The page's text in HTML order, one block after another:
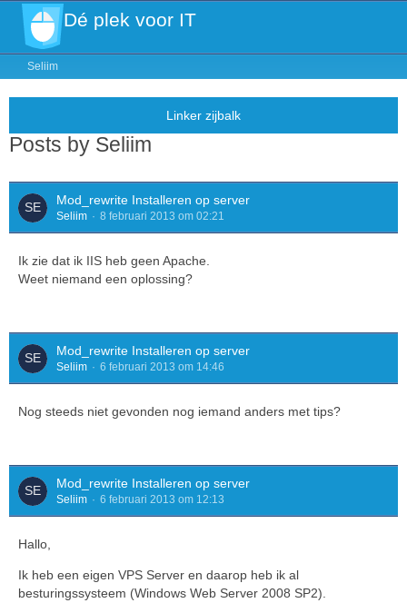
Dé plek voor IT
Seliim
Posts by Seliim
Mod_rewrite Installeren op server
Seliim 8 februari 2013 om 02:21
Ik zie dat ik IIS heb geen Apache.
Weet niemand een oplossing?
Mod_rewrite Installeren op server
Seliim 6 februari 2013 om 14:46
Nog steeds niet gevonden nog iemand anders met tips?
Mod_rewrite Installeren op server
Seliim 6 februari 2013 om 12:13
Hallo,
Ik heb een eigen VPS Server en daarop heb ik al
besturingssysteem (Windows Web Server 2008 SP2).